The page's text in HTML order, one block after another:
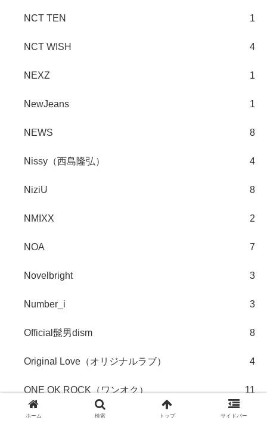
NCT TEN 1
NCT WISH 4
NEXZ 1
NewJeans 1
NEWS 8
Nissy（西島隆弘） 4
NiziU 8
NMIXX 2
NOA 7
Novelbright 3
Number_i 3
Official髭男dism 8
Original Love（オリジナルラブ） 4
ONE OK ROCK（ワンオク） 11
ONE N’ ONLY
ホーム 検索 トップ サイドバー